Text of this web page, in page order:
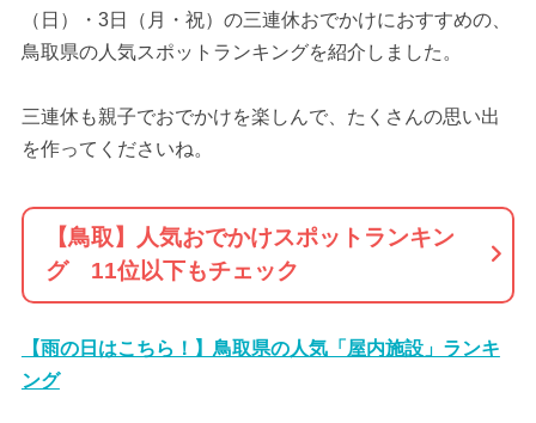
（日）・3日（月・祝）の三連休おでかけにおすすめの、
鳥取県の人気スポットランキングを紹介しました。
三連休も親子でおでかけを楽しんで、たくさんの思い出
を作ってくださいね。
【鳥取】人気おでかけスポットランキン
グ 11位以下もチェック
【雨の日はこちら！】鳥取県の人気「屋内施設」ランキ
ング